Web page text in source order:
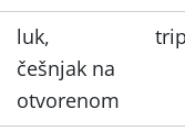
luk,
češnjak na
otvorenom